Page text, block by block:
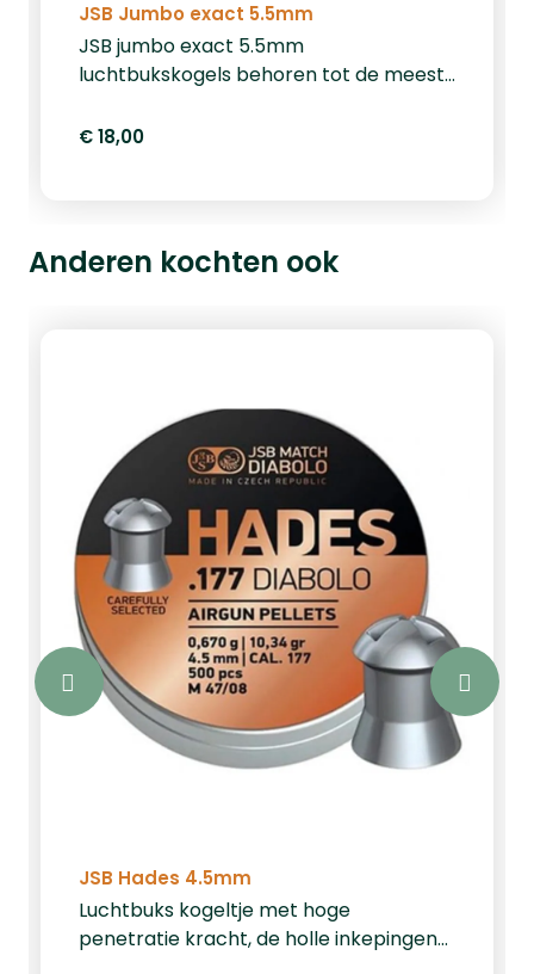
JSB Jumbo exact 5.5mm
JSB jumbo exact 5.5mm
luchtbukskogels behoren tot de meest
luchtbukskogeltjes op de markt. Deze
andere formaten? Bekijk ze hier.
€ 18,00
Anderen kochten ook
JSB Hades 4.5mm
Luchtbuks kogeltje met hoge
penetratie kracht, de holle inkepingen